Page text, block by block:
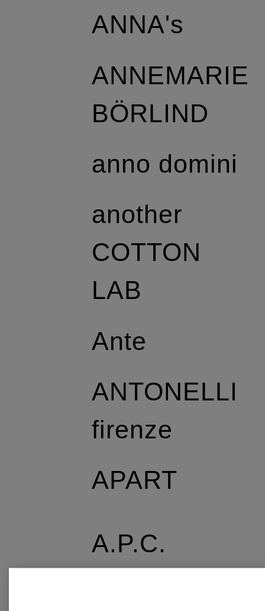
ANNA's
ANNEMARIE
BÖRLIND
anno domini
another
COTTON
LAB
Ante
ANTONELLI
firenze
APART
A.P.C.